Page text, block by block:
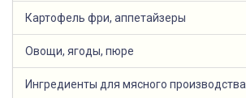
Картофель фри, аппетайзеры
Овощи, ягоды, пюре
Ингредиенты для мясного производства